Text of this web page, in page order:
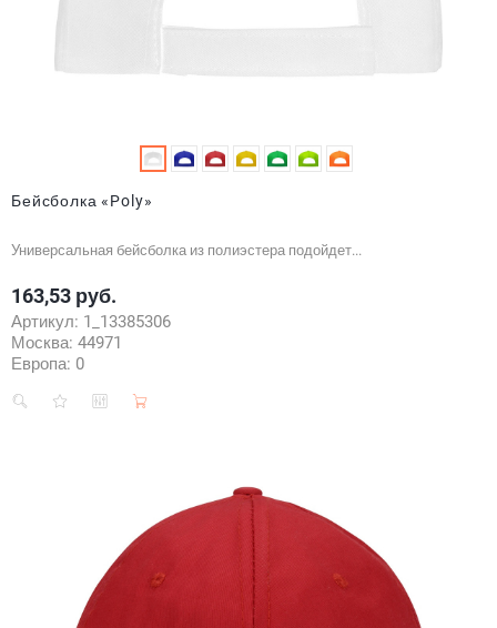
Бейсболка «Poly»
Универсальная бейсболка из полиэстера подойдет...
Цена
163,53 руб.
Артикул: 1_13385306
Москва: 44971
Европа: 0